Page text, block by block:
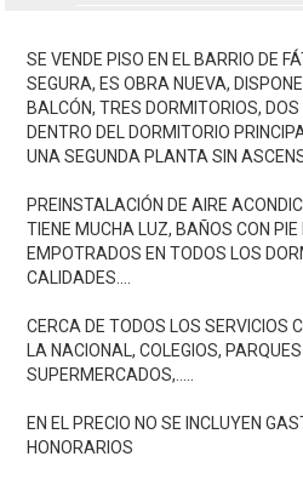
SE VENDE PISO EN EL BARRIO DE
SEGURA, ES OBRA NUEVA,
BALCÓN, TRES DORMITORIOS,
DENTRO DEL DORMITORIO
UNA SEGUNDA PLANTA SIN
PREINSTALACIÓN DE AIRE
TIENE MUCHA LUZ, BAÑOS CON
EMPOTRADOS EN TODOS LOS
CALIDADES....
CERCA DE TODOS LOS SERVICIOS
LA NACIONAL, COLEGIOS,
SUPERMERCADOS,.....
EN EL PRECIO NO SE INCLUYEN
HONORARIOS